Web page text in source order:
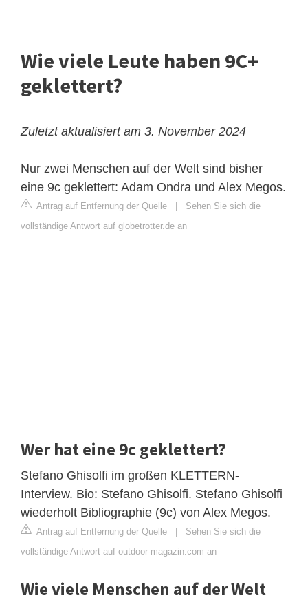
Wie viele Leute haben 9C+
geklettert?
Zuletzt aktualisiert am 3. November 2024
Nur zwei Menschen auf der Welt sind bisher
eine 9c geklettert: Adam Ondra und Alex Megos.
Antrag auf Entfernung der Quelle
Sehen Sie sich die
vollständige Antwort auf globetrotter.de an
Wer hat eine 9c geklettert?
Stefano Ghisolfi im großen KLETTERN-
Interview. Bio: Stefano Ghisolfi. Stefano Ghisolfi
wiederholt Bibliographie (9c) von Alex Megos.
Antrag auf Entfernung der Quelle
Sehen Sie sich die
vollständige Antwort auf outdoor-magazin.com an
Wie viele Menschen auf der Welt